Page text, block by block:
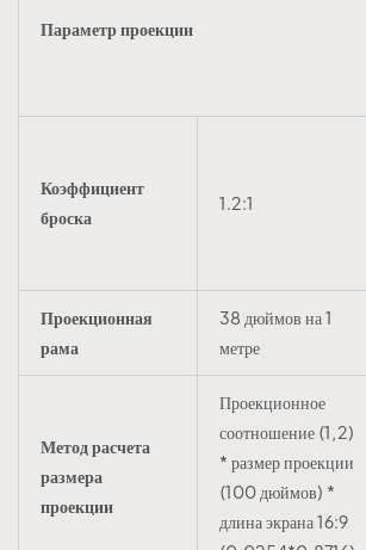
Параметр проекции
Коэффициент
броска
1.2:1
Проекционная
рама
38 дюймов на 1
метре
Метод расчета
размера
проекции
Проекционное
соотношение (1,2)
* размер проекции
(100 дюймов) *
длина экрана 16:9